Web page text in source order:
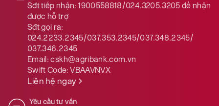
Sđt tiếp nhận: 1900558818/024.3205.3205để nhận
được hỗ trợ
Sđt gọi ra:
024.2233.2345/037.353.2345/037.348.2345/
037.346.2345
Email:cskh@agribank.com.vn
Swift Code:VBAAVNVX
Liên hệ ngay
Yêu cầu tư vấn